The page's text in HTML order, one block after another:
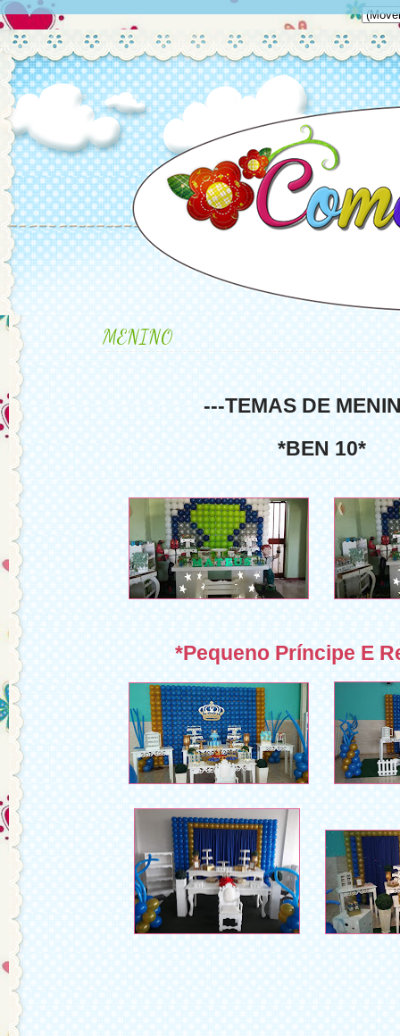
MENINO
---TEMAS DE
*BEN 10*
*Pequeno Príncipe E